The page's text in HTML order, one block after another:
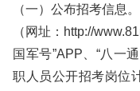
（一）公布招考信息
（网址：http://
国军号”APP、“八一
职人员公开招考岗位